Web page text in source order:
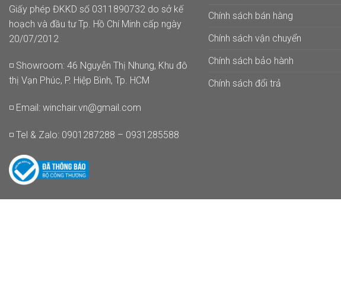
Giấy phép ĐKKD số 0311890732 do sở kế
hoạch và đầu tư Tp. Hồ Chí Minh cấp ngày
20/07/2012
◽ Showroom: 46 Nguyễn Thị Nhung, Khu đô
thị Vạn Phúc, P. Hiệp Bình, Tp. HCM
◽ Email: winchair.vn@gmail.com
◽ Tel & Zalo: 0901287288 – 0931285588
Chính sách bán hàng
Chính sách vận chuyển
Chính sách bảo hành
Chính sách đổi trả